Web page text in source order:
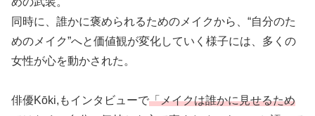
同時に、誰かに褒められるためのメイクから、“自分のた
めのメイク”へと価値観が変化していく様子には、多くの
女性が心を動かされた。
俳優Kōki,もインタビューで「メイクは誰かに見せるため